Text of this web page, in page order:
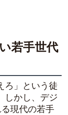
若手世代
ろ」という徒
しかし、デジ
現代の若手